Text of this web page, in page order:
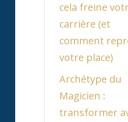
cela freine
carrière (et
comment
votre place)
Archétype du
Magicien :
transformer